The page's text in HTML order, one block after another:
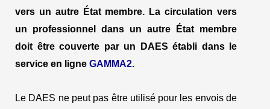
vers un autre État membre. La circulation vers
un professionnel dans un autre État membre
doit être couverte par un DAES établi dans le
service en ligne GAMMA2.
Le DAES ne peut pas être utilisé pour les envois de